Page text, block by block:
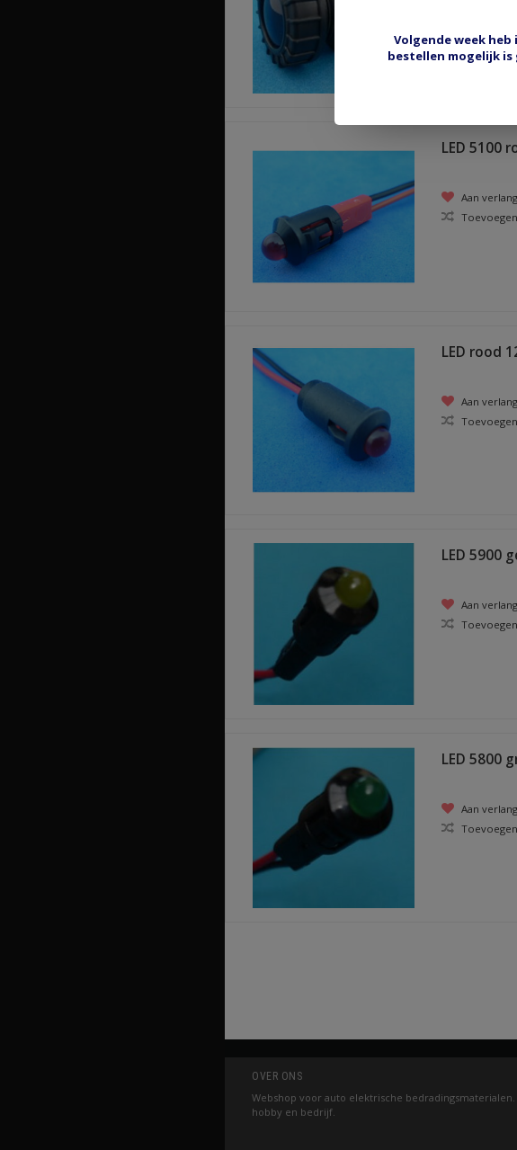
LED 5100
Aan
LED rood
Aan
LED 5900
Aan
LED 5800
Aan
OVER ONS
Webshop voor auto elektrische bedradingsmaterialen.
hobby en bedrijf.
Volgende week
bestellen mogelijk